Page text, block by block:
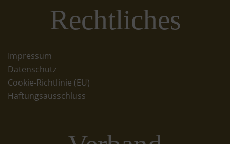
Rechtliches
Impressum
Datenschutz
Cookie-Richtlinie (EU)
Haftungsausschluss